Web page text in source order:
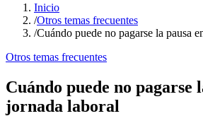
Inicio
/Otros temas frecuentes
/Cuándo puede no pagarse la pausa
Otros temas frecuentes
Cuándo puede no pagarse
jornada laboral